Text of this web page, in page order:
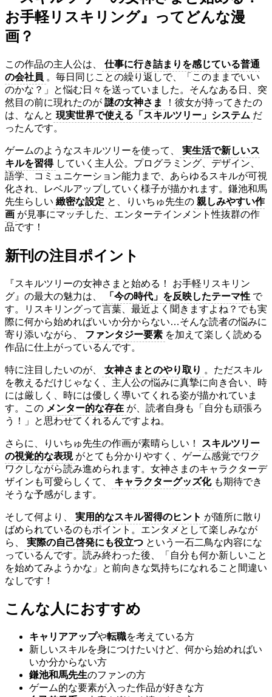
お手軽リスキリング』ってどんな漫
画？
この作品の主人公は、
仕事に行き詰まりを感じている普通
の会社員 。毎日同じことの繰り返しで、「このままでいい
のかな？」と悩む日々を送っていました。そんなある日、突
然目の前に現れたのが 謎の女神さま
！彼女が持ってきたの
は、なんと 現実世界で使える「スキルツリー」システム だ
ったんです。
ゲームのようなスキルツリーを使って、
実生活で新しいス
キルを習得 していく主人公。プログラミング、デザイン、
語学、コミュニケーション能力まで、あらゆるスキルが可視
化され、レベルアップしていく様子が描かれます。鎌池和馬
先生らしい 緻密な設定 と、りいちゅ先生の 親しみやすい作
画 が見事にマッチした、エンターテインメント性抜群の作
品です！
新刊の注目ポイント
『スキルツリーの女神さまと始める！ お手軽リスキリン
グ』の最大の魅力は、
「今の時代」を反映したテーマ性 で
す。リスキリングって言葉、最近よく聞きますよね？でも実
際に何から始めればいいか分からない…そんな読者の悩みに
寄り添いながら、
ファンタジー要素 を加えて楽しく読める
作品に仕上がっているんです。
特に注目したいのが、 女神さまとのやり取り 。ただスキル
を教えるだけじゃなく、主人公の悩みに真摯に向き合い、時
には厳しく、時には優しく導いてくれる姿が描かれていま
す。この メンター的な存在 が、読者自身も「自分も頑張ろ
う！」と思わせてくれるんですよね。
さらに、りいちゅ先生の作画が素晴らしい！
スキルツリー
の視覚的な表現 がとても分かりやすく、ゲーム感覚でワク
ワクしながら読み進められます。女神さまのキャラクターデ
ザインも可愛らしくて、
キャラクターグッズ化 も期待でき
そうな予感がします。
そして何より、 実用的なスキル習得のヒント が随所に散り
ばめられているのもポイント。エンタメとして楽しみなが
ら、
実際の自己啓発にも役立つ という一石二鳥な内容にな
っているんです。読み終わった後、「自分も何か新しいこと
を始めてみようかな」と前向きな気持ちになれること間違い
なしです！
こんな人におすすめ
キャリアアップや転職を考えている方
新しいスキルを身につけたいけど、何から始めればい
いか分からない方
鎌池和馬先生のファンの方
ゲーム的な要素が入った作品が好きな方